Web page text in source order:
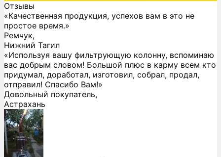
Отзывы
«Качественная продукция, успехов вам в это не
простое время.»
Ремчук,
Нижний Тагил
«Используя вашу фильтрующую колонну, вспоминаю
вас добрым словом! Большой плюс в карму всем кто
придумал, доработал, изготовил, собрал, продал,
отправил! Спасибо Вам!»
Довольный покупатель,
Астрахань